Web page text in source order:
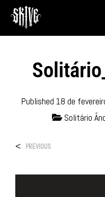
Published 18 de
Solitário
< PREVIOUS